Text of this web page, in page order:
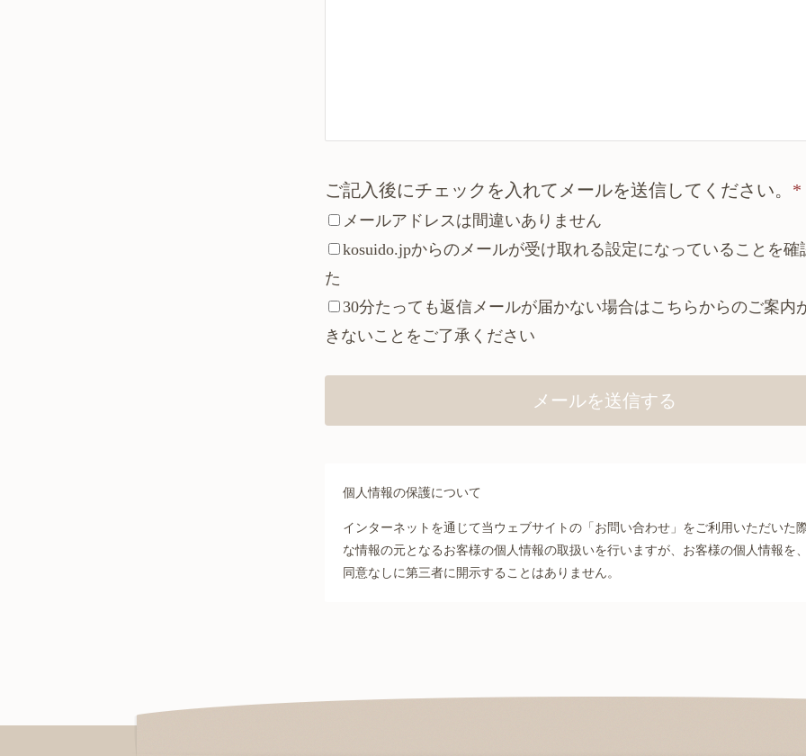
ご記入後にチェックを入れてメールを送信してください。 *
メールアドレスは間違いありません
kosuido.jpからのメールが受け取れる設定になっていることを確
た
30分たっても返信メールが届かない場合はこちらからのご案内
きないことをご了承ください
個人情報の保護について
インターネットを通じて当ウェブサイトの「お問い合わせ」をご利用いただいた
な情報の元となるお客様の個人情報の取扱いを行いますが、お客様の個人情報を
同意なしに第三者に開示することはありません。